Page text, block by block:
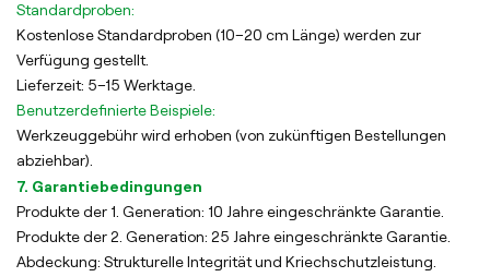
Standardproben:
Kostenlose Standardproben (10–20 cm Länge) werden zur
Verfügung gestellt.
Lieferzeit: 5–15 Werktage.
Benutzerdefinierte Beispiele:
Werkzeuggebühr wird erhoben (von zukünftigen Bestellungen
abziehbar).
7. Garantiebedingungen
Produkte der 1. Generation: 10 Jahre eingeschränkte Garantie.
Produkte der 2. Generation: 25 Jahre eingeschränkte Garantie.
Abdeckung: Strukturelle Integrität und Kriechschutzleistung.